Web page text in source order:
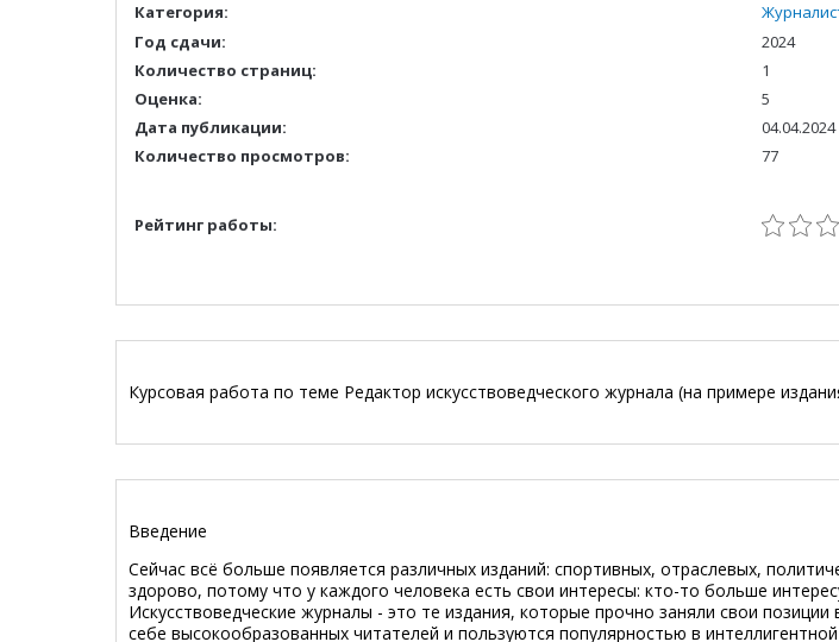
Категория:
Год сдачи:
2024
Количество страниц:
1
Оценка:
5
Дата публикации:
04.04.2024
Количество просмотров:
77
Рейтинг работы:
Курсовая работа по теме Редактор искусствоведческого журнала (на примере
Введение
Сейчас всё больше появляется различных изданий: спортивных, отраслевых,
здорово, потому что у каждого человека есть свои интересы: кто-то больше
Искусствоведческие журналы - это те издания, которые прочно заняли свои
себе высокообразованных читателей и пользуются популярностью в